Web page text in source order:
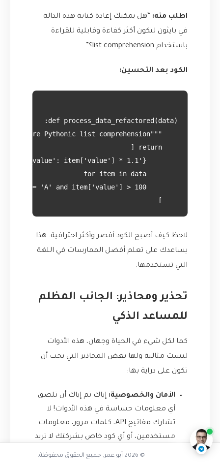
اطلب منه: “هل يمكنك إعادة كتابة هذه الدالة
في بايثون لتكون أكثر كفاءة وقابلية للقراءة
باستخدام list comprehension؟”
الكود بعد التحسين:
    ]
لاحظ كيف أصبح الكود أقصر وأكثر احترافية. هذا
يساعدك على تعلم أفضل الممارسات في اللغة
التي تستخدمها.
تحذير ومحاذير: الجانب المظلم
للمساعد الذكي
كما لكل شيء في الحياة وجهان، هذه الأدوات
ليست مثالية ولها بعض المحاذير التي يجب أن
تكون على دراية بها:
الأمان والخصوصية: إياك ثم إياك أن تلصق
أي معلومات حساسة في هذه الأدوات! لا
تشارك مفاتيح API، كلمات مرور، معلومات
مستخدمين، أو أي كود خاص بشركتك لا تريد
أن يراه أحد. تعامل معها كأنك تتحدث مع
تفاعل مع الذكاء الاصطناعي
ناقشنا على تليجرام@AbuOmarTech_bot
© 2026 أبو عمر. جميع الحقوق محفوظة.